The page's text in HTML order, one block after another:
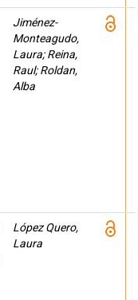
Jiménez-
Monteagudo,
Laura; Reina,
Raul; Roldan,
Alba
López Quero,
Laura